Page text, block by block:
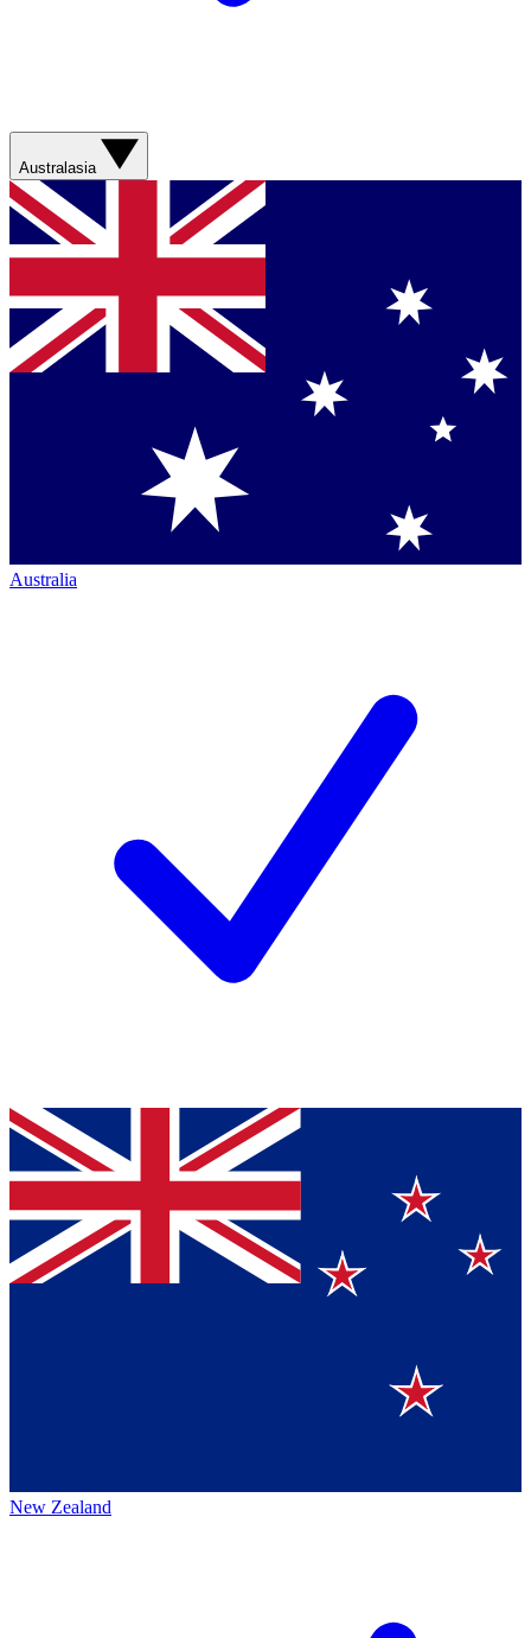
Australasia
Australia
New Zealand